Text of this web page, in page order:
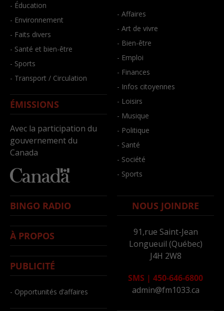
- Éducation
- Environnement
- Faits divers
- Santé et bien-être
- Sports
- Transport / Circulation
ÉMISSIONS
Avec la participation du
gouvernement du
Canada
- Affaires
- Art de vivre
- Bien-être
- Emploi
- Finances
- Infos citoyennes
- Loisirs
- Musique
- Politique
- Santé
- Société
- Sports
BINGO RADIO
À PROPOS
PUBLICITÉ
- Opportunités d’affaires
NOUS JOINDRE
91,rue Saint-Jean
Longueuil (Québec)
J4H 2W8
SMS | 450-646-6800
admin@fm1033.ca